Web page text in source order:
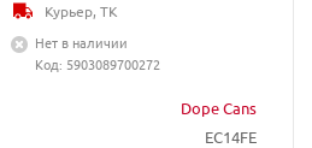
Dope Cans
EC14FE
Курьер, ТК
Нет в наличии
Код: 5903089700272